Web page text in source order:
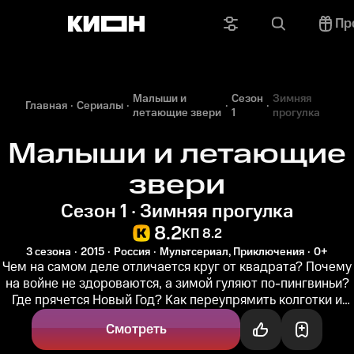
Главная Сериалы
Малыши и
летающие звери
Сезон
1
Зимняя
прогулка
Малыши и летающие
звери
Сезон 1 · Зимняя прогулка
8.2КП 8.2
3 сезона 2015 Россия Мультсериал, Приключения 0+
Чем на самом деле отличается круг от квадрата? Почему
на войне не здороваются, а зимой гуляют по-пингвиньи?
Где прячется Новый Год? Как переупрямить колготки и
Смотреть